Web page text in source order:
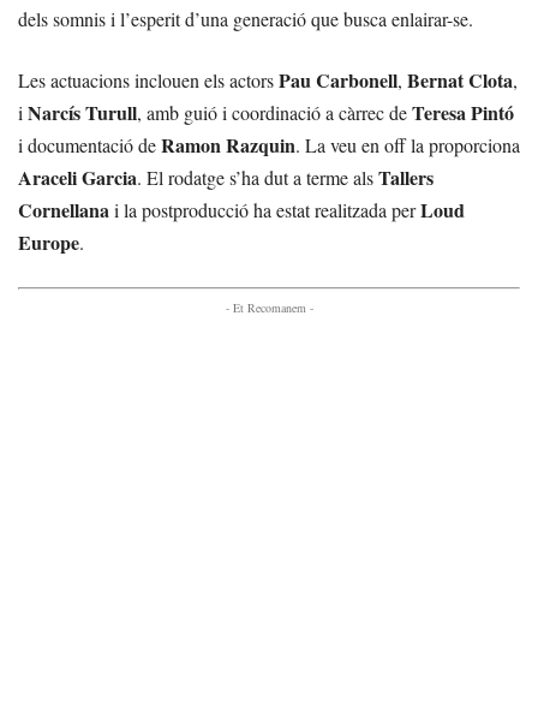
dels somnis i l’esperit d’una generació que busca enlairar-se.
Les actuacions inclouen els actorsPau Carbonell, Bernat Clota,
i Narcís Turull, amb guió i coordinació a càrrec deTeresa Pintó
i documentació deRamon Razquin. La veu en off la proporciona
Araceli Garcia. El rodatge s’ha dut a terme alsTallers
Cornellanai la postproducció ha estat realitzada perLoud
Europe.
- Et Recomanem -